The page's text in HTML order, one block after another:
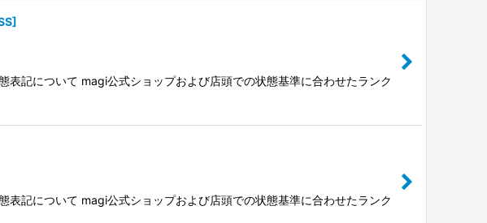
表記について magi公式ショップおよび店頭での状態基準に合わせたランク
表記について magi公式ショップおよび店頭での状態基準に合わせたランク